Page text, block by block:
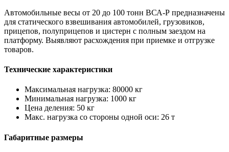
Автомобильные весы от 20 до 100 тонн ВСА-Р предназначены
для статического взвешивания автомобилей, грузовиков,
прицепов, полуприцепов и цистерн с полным заездом на
платформу. Выявляют расхождения при приемке и отгрузке
товаров.
Технические характеристики
Максимальная нагрузка: 80000 кг
Минимальная нагрузка: 1000 кг
Цена деления: 50 кг
Макс. нагрузка со стороны одной оси: 26 т
Габаритные размеры